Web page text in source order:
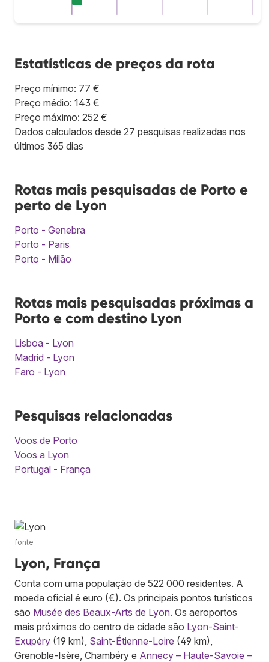
Estatísticas de preços da rota
Preço mínimo: 77 €
Preço médio: 143 €
Preço máximo: 252 €
Dados calculados desde 27 pesquisas realizadas nos
últimos 365 dias
Rotas mais pesquisadas de Porto e
perto de Lyon
Porto - Genebra
Porto - Paris
Porto - Milão
Rotas mais pesquisadas próximas a
Porto e com destino Lyon
Lisboa - Lyon
Madrid - Lyon
Faro - Lyon
Pesquisas relacionadas
Voos de Porto
Voos a Lyon
Portugal - França
fonte
Lyon, França
Conta com uma população de 522 000 residentes. A
moeda oficial é euro (€). Os principais pontos turísticos
são Musée des Beaux-Arts de Lyon. Os aeroportos
mais próximos do centro de cidade são Lyon-Saint-
Exupéry (19 km), Saint-Étienne-Loire (49 km),
Grenoble-Isère, Chambéry e Annecy – Haute-Savoie –